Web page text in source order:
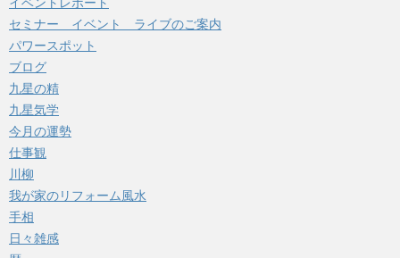
セミナー イベント ライブのご案内
パワースポット
ブログ
九星の精
九星気学
今月の運勢
仕事観
川柳
我が家のリフォーム風水
手相
日々雑感